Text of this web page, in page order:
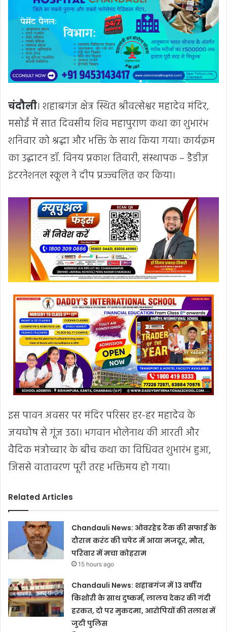
चंदौली। शहाबगंज क्षेत्र स्थित श्रीवत्सेश्वर महादेव मंदिर,
मसोईं में सात दिवसीय शिव महापुराण कथा का शुभारंभ
शनिवार को श्रद्धा और भक्ति के साथ किया गया। कार्यक्रम
का उद्घाटन डॉ. विनय प्रकाश तिवारी, संस्थापक – डैडीज़
इंटरनेशनल स्कूल ने दीप प्रज्ज्वलित कर किया।
इस पावन अवसर पर मंदिर परिसर हर-हर महादेव के
जयघोष से गूंज उठा। भगवान भोलेनाथ की आरती और
वैदिक मंत्रोच्चार के बीच कथा का विधिवत शुभारंभ हुआ,
जिससे वातावरण पूरी तरह भक्तिमय हो गया।
Related Articles
Chandauli News: ओवरहेड टैंक की सफाई के
दौरान करंट की चपेट में आया मजदूर, मौत,
परिवार में मचा कोहराम
15 hours ago
Chandauli News: शहाबगंज में 13 वर्षीय
किशोरी के साथ दुष्कर्म, लालच देकर की गंदी
हरकत, दो पर मुकदमा, आरोपियों की तलाश में
जुटी पुलिस